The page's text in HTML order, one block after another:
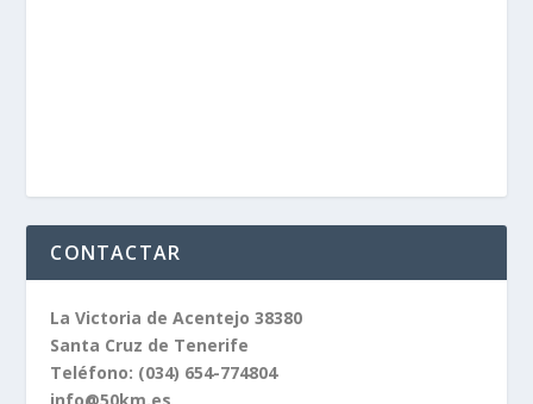
CONTACTAR
La Victoria de Acentejo 38380
Santa Cruz de Tenerife
Teléfono: (034) 654-774804